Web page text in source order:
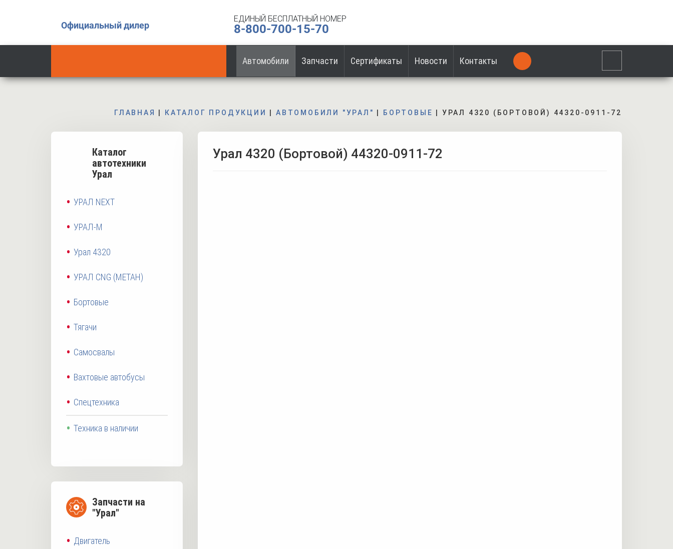
Официальный дилер
ЕДИНЫЙ БЕСПЛАТНЫЙ НОМЕР
8-800-700-15-70
Автомобили Запчасти Сертификаты Новости Контакты
ГЛАВНАЯ КАТАЛОГ ПРОДУКЦИИ АВТОМОБИЛИ "УРАЛ" БОРТОВЫЕ УРАЛ 4320 (БОРТОВОЙ) 44320-0911-72
Каталог
автотехники
Урал
УРАЛ NEXT
УРАЛ-М
Урал 4320
УРАЛ CNG (МЕТАН)
Бортовые
Тягачи
Самосвалы
Вахтовые автобусы
Спецтехника
Техника в наличии
Запчасти на
"Урал"
Двигатель
Урал 4320 (Бортовой) 44320-0911-72